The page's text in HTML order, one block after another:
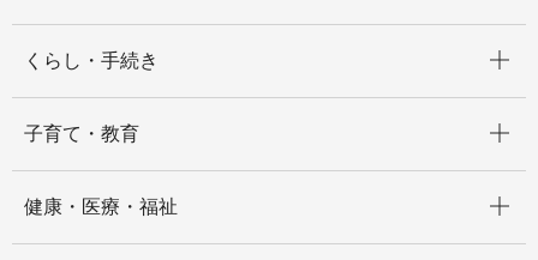
くらし・手続き
子育て・教育
健康・医療・福祉